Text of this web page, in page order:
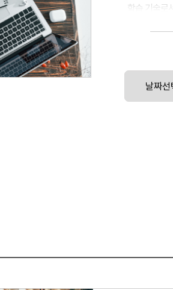
학습 기술로
하고 있습
천 시간의
목표로 합
익히고, 신